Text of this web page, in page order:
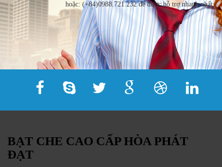
hoặc: (+84)0988.721.232 để được hỗ trợ nhanh nhất.
BẠT CHE CAO CẤP HÒA PHÁT
ĐẠT